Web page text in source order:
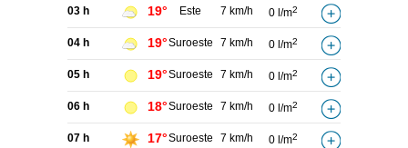
03 h 19° Este 7 km/h 0 l/m2
04 h 19°Suroeste 7 km/h 0 l/m2
05 h 19°Suroeste 7 km/h 0 l/m2
06 h 18°Suroeste 7 km/h 0 l/m2
07 h 17°Suroeste 7 km/h 0 l/m2